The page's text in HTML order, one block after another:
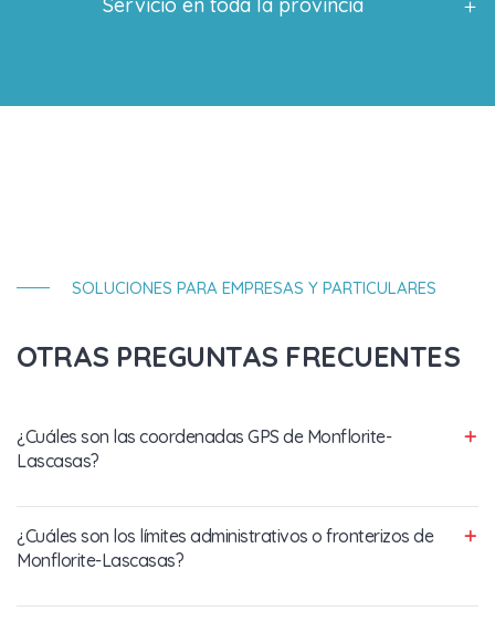
SOLUCIONES PARA EMPRESAS Y PARTICULARES
OTRAS PREGUNTAS FRECUENTES
¿Cuáles son las coordenadas GPS de Monflorite-
Lascasas?
¿Cuáles son los límites administrativos o fronterizos de
Monflorite-Lascasas?